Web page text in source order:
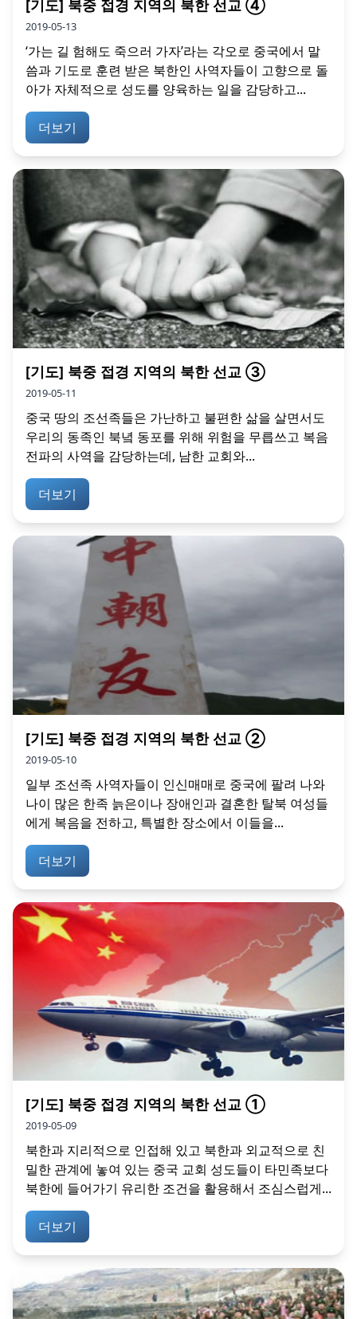
[기도] 북중 접경 지역의 북한 선교 ④
2019-05-13
‘가는 길 험해도 죽으러 가자’라는 각오로 중국에서 말
씀과 기도로 훈련 받은 북한인 사역자들이 고향으로 돌
아가 자체적으로 성도를 양육하는 일을 감당하고...
더보기
[기도] 북중 접경 지역의 북한 선교 ③
2019-05-11
중국 땅의 조선족들은 가난하고 불편한 삶을 살면서도
우리의 동족인 북녘 동포를 위해 위험을 무릅쓰고 복음
전파의 사역을 감당하는데, 남한 교회와...
더보기
[기도] 북중 접경 지역의 북한 선교 ②
2019-05-10
일부 조선족 사역자들이 인신매매로 중국에 팔려 나와
나이 많은 한족 늙은이나 장애인과 결혼한 탈북 여성들
에게 복음을 전하고, 특별한 장소에서 이들을...
더보기
[기도] 북중 접경 지역의 북한 선교 ①
2019-05-09
북한과 지리적으로 인접해 있고 북한과 외교적으로 친
밀한 관계에 놓여 있는 중국 교회 성도들이 타민족보다
북한에 들어가기 유리한 조건을 활용해서 조심스럽게...
더보기